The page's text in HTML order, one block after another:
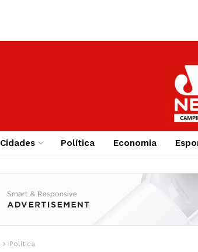
Cidades Política Economia
Política